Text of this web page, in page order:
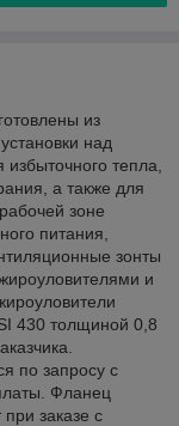
из
над
тепла,
а также для
зоне
питания,
зонты
и
430 толщиной 0,8
по запросу с
Фланец
при заказе с